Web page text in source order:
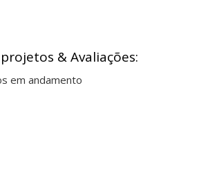
& Avaliações:
em andamento